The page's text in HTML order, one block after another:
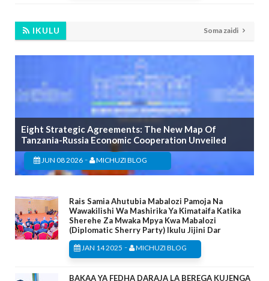
IKULU Soma zaidi
Eight Strategic Agreements: The New Map Of
Tanzania-Russia Economic Cooperation Unveiled
JUN 08 2026 - MICHUZI BLOG
Rais Samia Ahutubia Mabalozi Pamoja Na
Wawakilishi Wa Mashirika Ya Kimataifa Katika
Sherehe Za Mwaka Mpya Kwa Mabalozi
(Diplomatic Sherry Party) Ikulu Jijini Dar
JAN 14 2025 - MICHUZI BLOG
BAKAA YA FEDHA DARAJA LA BEREGA KUJENGA